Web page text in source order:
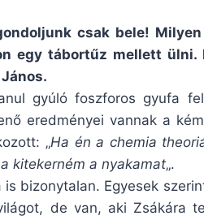
csak bele!
egy tábortűz mellett ülni.
gyúló foszforos gyufa
eredményei vannak a
„Ha én a chemia
kitekerném a nyakamat„.
bizonytalan. Egyesek
de van, aki Zsákára